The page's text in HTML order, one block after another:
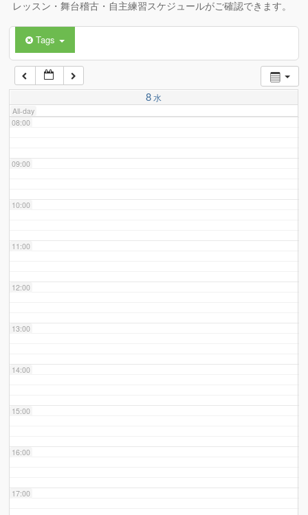
レッスン・舞台稽古・自主練習スケジュールがご確認できます。
Tags
8 水
All-day
06:00
07:00
08:00
09:00
10:00
11:00
12:00
13:00
14:00
15:00
16:00
17:00